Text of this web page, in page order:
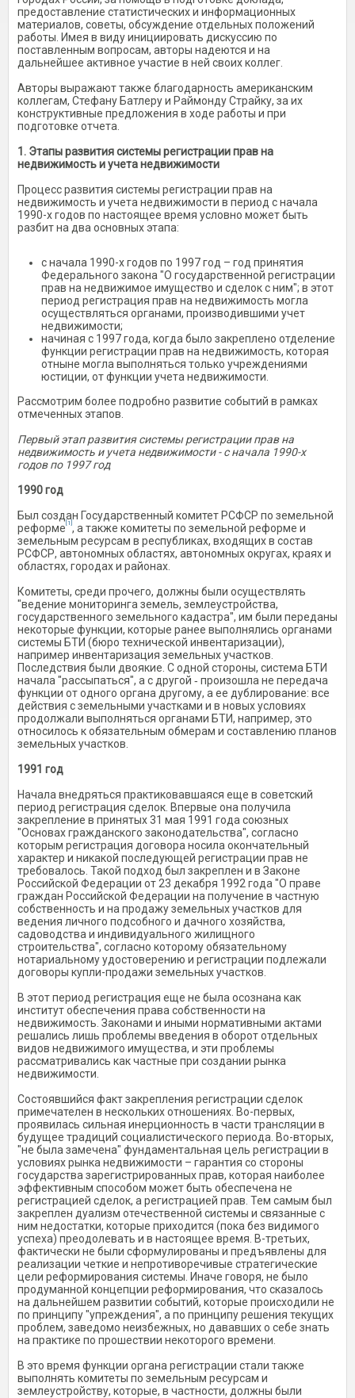
предоставление статистических и информационных
материалов, советы, обсуждение отдельных положений
работы. Имея в виду инициировать дискуссию по
поставленным вопросам, авторы надеются и на
дальнейшее активное участие в ней своих коллег.
Авторы выражают также благодарность американским
коллегам, Стефану Батлеру и Раймонду Страйку, за их
конструктивные предложения в ходе работы и при
подготовке отчета.
1. Этапы развития системы регистрации прав на
недвижимость и учета недвижимости
Процесс развития системы регистрации прав на
недвижимость и учета недвижимости в период с начала
1990-х годов по настоящее время условно может быть
разбит на два основных этапа:
с начала 1990-х годов по 1997 год – год принятия
Федерального закона "О государственной регистрации
прав на недвижимое имущество и сделок с ним"; в этот
период регистрация прав на недвижимость могла
осуществляться органами, производившими учет
недвижимости;
начиная с 1997 года, когда было закреплено отделение
функции регистрации прав на недвижимость, которая
отныне могла выполняться только учреждениями
юстиции, от функции учета недвижимости.
Рассмотрим более подробно развитие событий в рамках
отмеченных этапов.
Первый этап развития системы регистрации прав на
недвижимость и учета недвижимости - с начала 1990-х
годов по 1997 год
1990 год
Был создан Государственный комитет РСФСР по земельной
реформе [1] , а также комитеты по земельной реформе и
земельным ресурсам в республиках, входящих в состав
РСФСР, автономных областях, автономных округах, краях и
областях, городах и районах.
Комитеты, среди прочего, должны были осуществлять
"ведение мониторинга земель, землеустройства,
государственного земельного кадастра", им были переданы
некоторые функции, которые ранее выполнялись органами
системы БТИ (бюро технической инвентаризации),
например инвентаризация земельных участков.
Последствия были двоякие. С одной стороны, система БТИ
начала "рассыпаться", а с другой ‑ произошла не передача
функции от одного органа другому, а ее дублирование: все
действия с земельными участками и в новых условиях
продолжали выполняться органами БТИ, например, это
относилось к обязательным обмерам и составлению планов
земельных участков.
1991 год
Начала внедряться практиковавшаяся еще в советский
период регистрация сделок. Впервые она получила
закрепление в принятых 31 мая 1991 года союзных
"Основах гражданского законодательства", согласно
которым регистрация договора носила окончательный
характер и никакой последующей регистрации прав не
требовалось. Такой подход был закреплен и в Законе
Российской Федерации от 23 декабря 1992 года "О праве
граждан Российской Федерации на получение в частную
собственность и на продажу земельных участков для
ведения личного подсобного и дачного хозяйства,
садоводства и индивидуального жилищного
строительства", согласно которому обязательному
нотариальному удостоверению и регистрации подлежали
договоры купли-продажи земельных участков.
В этот период регистрация еще не была осознана как
институт обеспечения права собственности на
недвижимость. Законами и иными нормативными актами
решались лишь проблемы введения в оборот отдельных
видов недвижимого имущества, и эти проблемы
рассматривались как частные при создании рынка
недвижимости.
Состоявшийся факт закрепления регистрации сделок
примечателен в нескольких отношениях. Во-первых,
проявилась сильная инерционность в части трансляции в
будущее традиций социалистического периода. Во-вторых,
"не была замечена" фундаментальная цель регистрации в
условиях рынка недвижимости – гарантия со стороны
государства зарегистрированных прав, которая наиболее
эффективным способом может быть обеспечена не
регистрацией сделок, а регистрацией прав. Тем самым был
закреплен дуализм отечественной системы и связанные с
ним недостатки, которые приходится (пока без видимого
успеха) преодолевать и в настоящее время. В-третьих,
фактически не были сформулированы и предъявлены для
реализации четкие и непротиворечивые стратегические
цели реформирования системы. Иначе говоря, не было
продуманной концепции реформирования, что сказалось
на дальнейшем развитии событий, которые происходили не
по принципу "упреждения", а по принципу решения текущих
проблем, заведомо неизбежных, но дававших о себе знать
на практике по прошествии некоторого времени.
В это время функции органа регистрации стали также
выполнять комитеты по земельным ресурсам и
землеустройству, которые, в частности, должны были